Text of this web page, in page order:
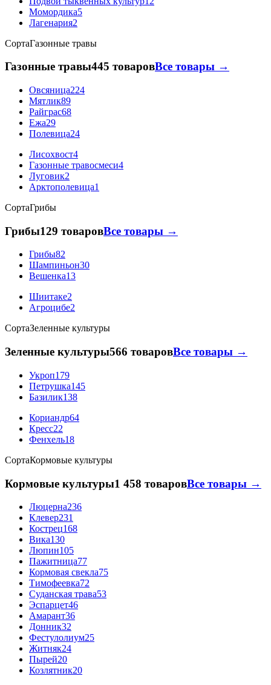
Момордика5
Лагенария2
СортаГазонные травы
Газонные травы445 товаровВсе товары →
Овсяница224
Мятлик89
Райграс68
Ежа29
Полевица24
Лисохвост4
Газонные травосмеси4
Луговик2
Арктополевица1
СортаГрибы
Грибы129 товаровВсе товары →
Грибы82
Шампиньон30
Вешенка13
Шиитаке2
Агроцибе2
СортаЗеленные культуры
Зеленные культуры566 товаровВсе товары →
Укроп179
Петрушка145
Базилик138
Кориандр64
Кресс22
Фенхель18
СортаКормовые культуры
Кормовые культуры1 458 товаровВсе товары →
Люцерна236
Клевер231
Кострец168
Вика130
Люпин105
Пажитница77
Кормовая свекла75
Тимофеевка72
Суданская трава53
Эспарцет46
Амарант36
Донник32
Фестулолиум25
Житняк24
Пырей20
Козлятник20